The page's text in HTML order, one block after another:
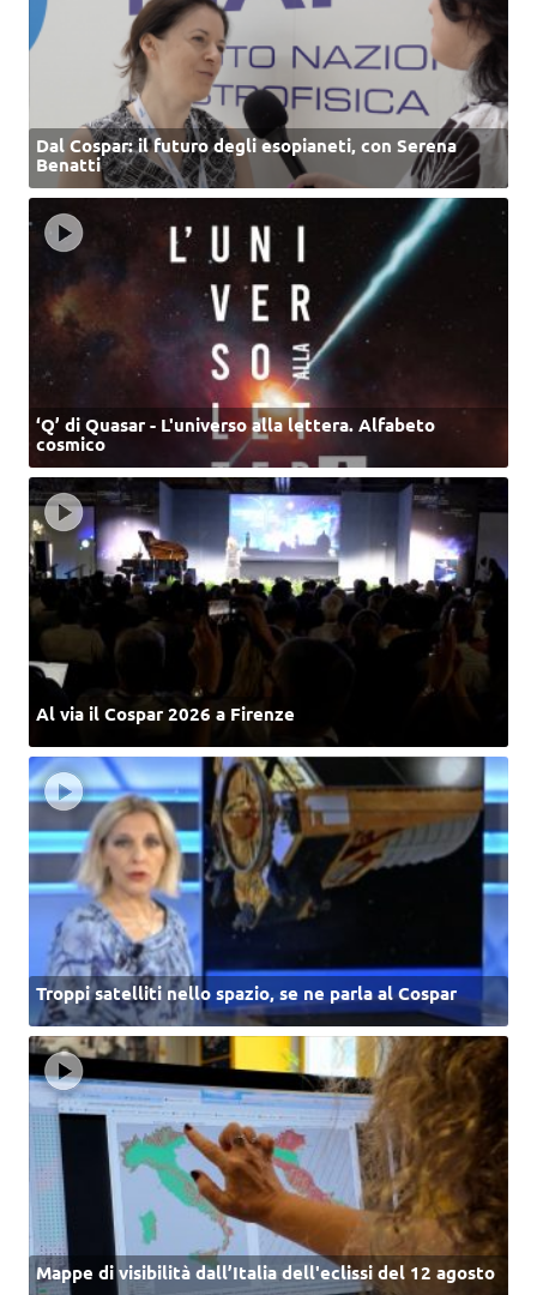
Dal Cospar: il futuro degli esopianeti, con Serena
Benatti
‘Q’ di Quasar - L'universo alla lettera. Alfabeto
cosmico
Al via il Cospar 2026 a Firenze
Troppi satelliti nello spazio, se ne parla al Cospar
Mappe di visibilità dall’Italia dell'eclissi del 12 agosto